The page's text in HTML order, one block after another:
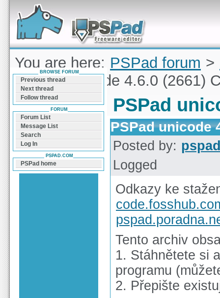
Forum can help you solve problems and quickly
find a solution with PSPad for Microsoft
Windows
You are here: PSPad forum >
PSPad unicode 4.6.0 (2661)
PSPad
PSPad unicode
Posted by:
Logged
Odkazy ke
Tento archiv
1. Stáhnětete si
programu
2. Přepište
BROWSE FORUM
Previous thread
Next thread
Follow thread
FORUM
Forum List
Message List
Search
Log In
PSPAD.COM
PSPad home